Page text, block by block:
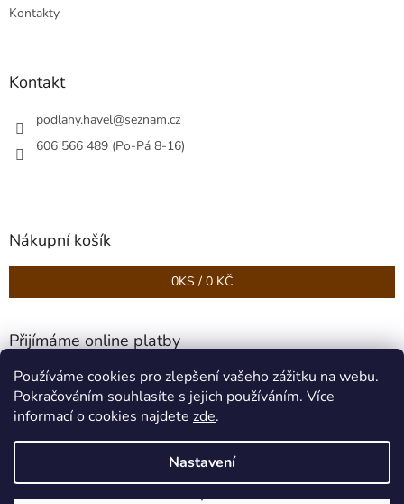
Používáme cookies pro zlepšení vašeho zážitku na webu.
Pokračováním souhlasíte s jejich používáním. Více
informací o cookies najdete zde.
Nastavení
Kontakty
Kontakt
podlahy.havel@seznam.cz
606 566 489 (Po-Pá 8-16)
Nákupní košík
0KS / 0 KČ
Přijímáme online platby
Vytvořil Shoptet